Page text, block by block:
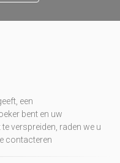
een
bent en uw
verspreiden, raden we u
contacteren